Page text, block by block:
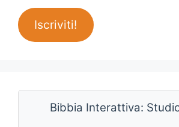
Iscriviti!
Bibbia Interattiva: